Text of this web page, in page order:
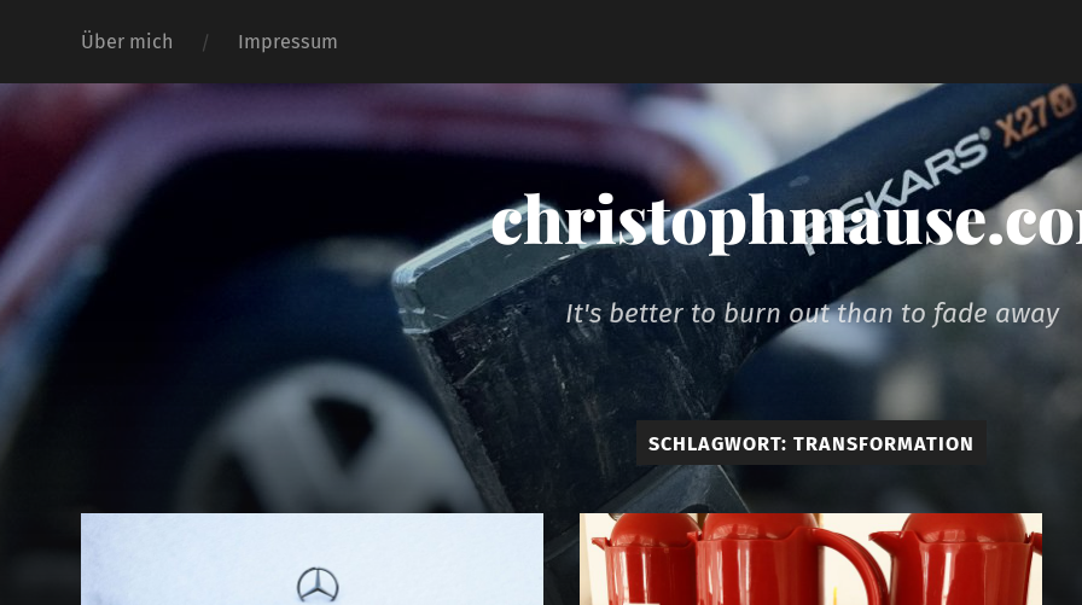
Über mich Impressum
It's better to burn out than to fade away
SCHLAGWORT: TRANSFORMATION